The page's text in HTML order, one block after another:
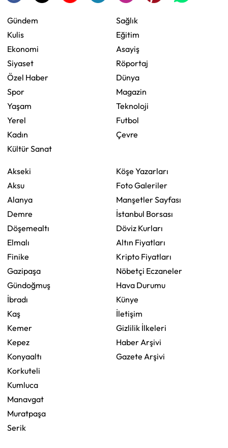
Gündem
Kulis
Ekonomi
Siyaset
Özel Haber
Spor
Yaşam
Yerel
Kadın
Kültür Sanat
Sağlık
Eğitim
Asayiş
Röportaj
Dünya
Magazin
Teknoloji
Futbol
Çevre
Akseki
Aksu
Alanya
Demre
Döşemealtı
Elmalı
Finike
Gazipaşa
Gündoğmuş
İbradı
Kaş
Kemer
Kepez
Konyaaltı
Korkuteli
Kumluca
Manavgat
Muratpaşa
Serik
Köşe Yazarları
Foto Galeriler
Manşetler Sayfası
İstanbul Borsası
Döviz Kurları
Altın Fiyatları
Kripto Fiyatları
Nöbetçi Eczaneler
Hava Durumu
Künye
İletişim
Gizlilik İlkeleri
Haber Arşivi
Gazete Arşivi